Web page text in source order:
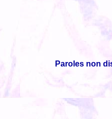
Paroles non